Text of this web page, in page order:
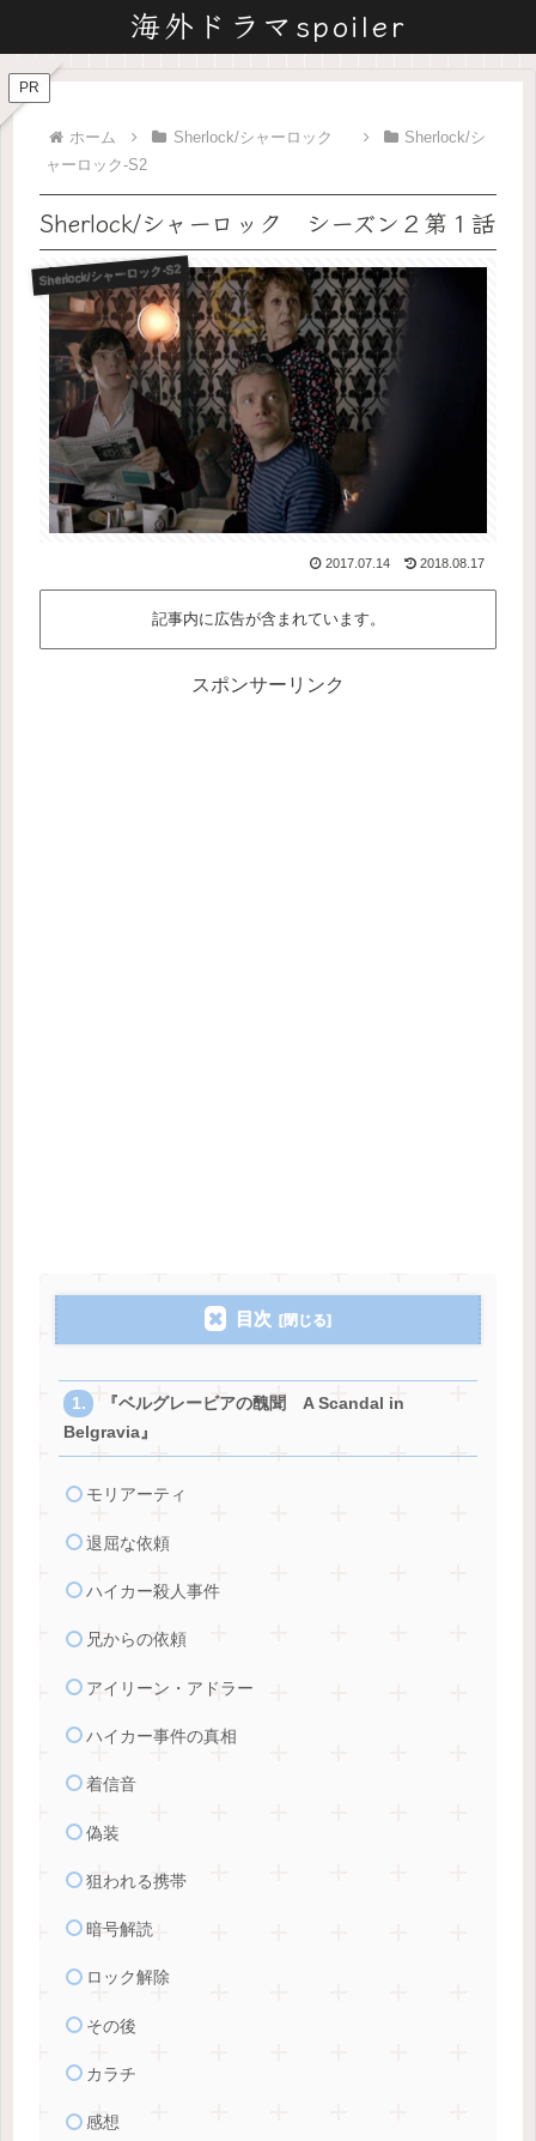
海外ドラマspoiler
PR
ホーム Sherlock/シャーロック
Sherlock/シ
ャーロック-S2
Sherlock/シャーロック シーズン２第１話
Sherlock/シャーロック-S2
2017.07.14 2018.08.17
記事内に広告が含まれています。
スポンサーリンク
目次
『ベルグレービアの醜聞 A Scandal in
Belgravia』
モリアーティ
退屈な依頼
ハイカー殺人事件
兄からの依頼
アイリーン・アドラー
ハイカー事件の真相
着信音
偽装
狙われる携帯
暗号解読
ロック解除
その後
カラチ
感想